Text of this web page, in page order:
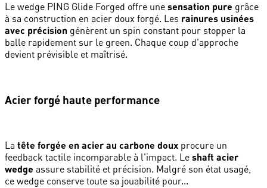
Le wedge PING Glide Forged offre une sensation pure grâce
à sa construction en acier doux forgé. Les rainures usinées
avec précision génèrent un spin constant pour stopper la
balle rapidement sur le green. Chaque coup d'approche
devient prévisible et maîtrisé.
Acier forgé haute performance
La tête forgée en acier au carbone doux procure un
feedback tactile incomparable à l'impact. Le shaft acier
wedge assure stabilité et précision. Malgré son état usagé,
ce wedge conserve toute sa jouabilité pour...